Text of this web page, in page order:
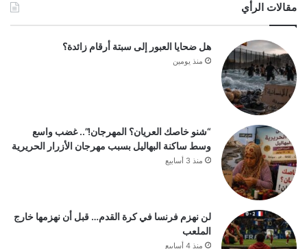
مقالات الرأي
هل ضحايا العبور إلى سبتة أرقام زائدة؟
منذ يومين
“شنو خاصك العريان؟ المهرجان!”.. غضب واسع
وسط ساكنة البهاليل بسبب مهرجان الأزرار الحريرية
منذ 3 أسابيع
لن نهزم فرنسا في كرة القدم… قبل أن نهزمها خارج
الملعب
منذ 4 أسابيع